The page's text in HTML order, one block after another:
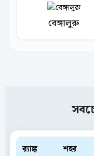
বেঙ্গালুরু
ব়্যাঙ্ক শহর